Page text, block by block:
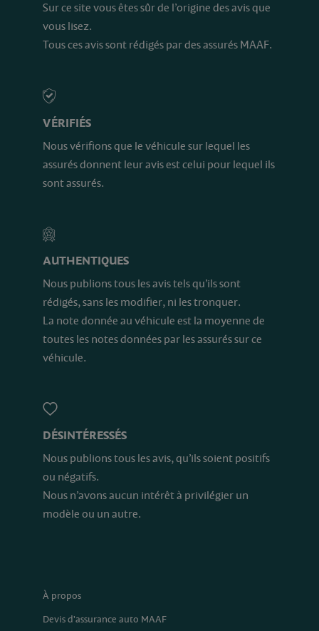
Sur ce site vous êtes sûr de l’origine des avis que
vous lisez.
Tous ces avis sont rédigés par des assurés MAAF.
VÉRIFIÉS
Nous vérifions que le véhicule sur lequel les
assurés donnent leur avis est celui pour lequel ils
sont assurés.
AUTHENTIQUES
Nous publions tous les avis tels qu’ils sont
rédigés, sans les modifier, ni les tronquer.
La note donnée au véhicule est la moyenne de
toutes les notes données par les assurés sur ce
véhicule.
DÉSINTÉRESSÉS
Nous publions tous les avis, qu’ils soient positifs
ou négatifs.
Nous n’avons aucun intérêt à privilégier un
modèle ou un autre.
À propos
Devis d'assurance auto MAAF